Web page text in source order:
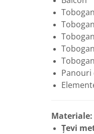
Educativ / Creativ
Panouri Interactive
Instrumente Muzicale
Pardoseli din Cauciuc
Materiale:
Țevi